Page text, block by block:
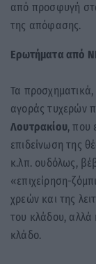
από προσφυγή
της απόφασης.
Ερωτήματα από
Τα
αγοράς τυχερών
Λουτρακίου, που
επιδείνωση της
κ.λπ. ουδόλως,
«επιχείρηση-
χρεών και της
του κλάδου, αλλά
κλάδο.